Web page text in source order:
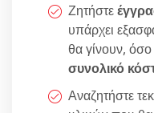
Ζητήστε
υπάρχει
θα γίνουν, όσο
συνολικό
Αναζητήστε